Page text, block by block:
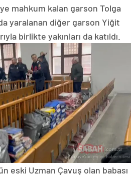
mahkum kalan garson Tolga
yaralanan diğer garson Yiğit
birlikte yakınları da katıldı.
eski Uzman Çavuş olan babası